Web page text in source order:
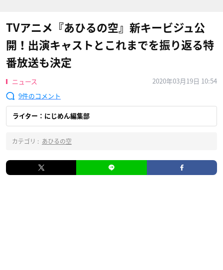
TVアニメ『あひるの空』新キービジュ公
開！出演キャストとこれまでを振り返る特
番放送も決定
ニュース
2020年03月19日 10:54
9
ライター：にじめん編集部
カテゴリ : あひるの空